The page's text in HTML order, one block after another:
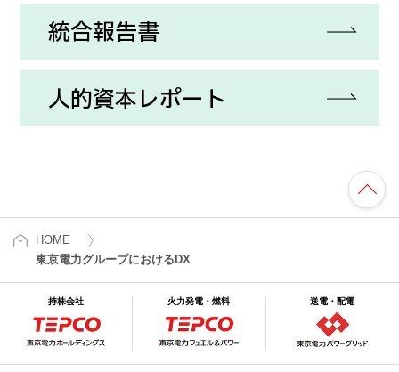
統合報告書
人的資本レポート
HOME
東京電力グループにおけるDX
持株会社 火力発電・燃料 送電・配電